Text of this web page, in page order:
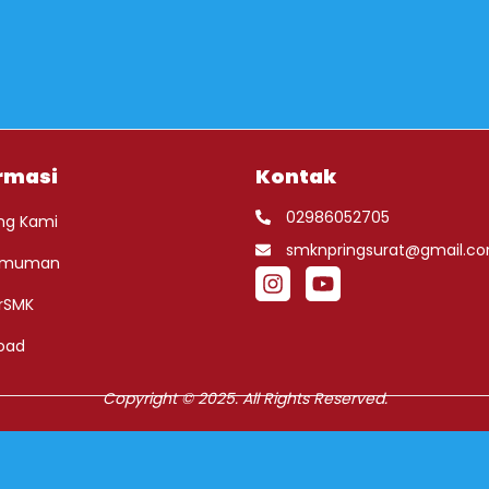
Kami
Kontak
02986052705
Copyright © 2025. All Rights Reserved.